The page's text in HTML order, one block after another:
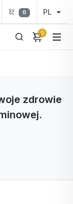
0 PL
0
zdrowie